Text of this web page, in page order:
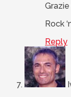
Rock
Reply